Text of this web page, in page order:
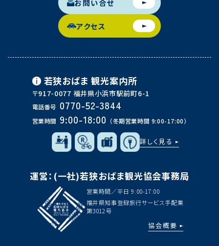
お問い合せ
アクセス
若狭おばま 観光案内所
〒917-0077 福井県小浜市駅前町6-1
電話番号 0770-52-3844
営業時間 9:00-18:00 （冬期営業時間 9:00-17:00）
詳しく見る
運営：(一社)若狭おばま観光協会事務局
営業時間／平日 9:00-17:00
福井県知事登録旅行サービス手配業
第3012号
協会概要